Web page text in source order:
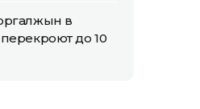
в
до 10